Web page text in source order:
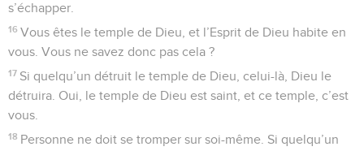
s’échapper.
16 Vous êtes le temple de Dieu, et l’Esprit de Dieu habite en
vous. Vous ne savez donc pas cela ?
17 Si quelqu’un détruit le temple de Dieu, celui-là, Dieu le
détruira. Oui, le temple de Dieu est saint, et ce temple, c’est
vous.
18 Personne ne doit se tromper sur soi-même. Si quelqu’un